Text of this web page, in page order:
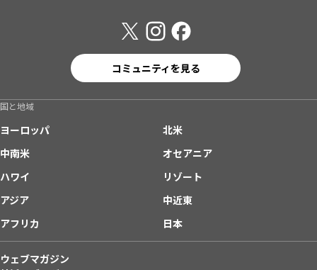
コミュニティを見る
国と地域
ヨーロッパ
北米
中南米
オセアニア
ハワイ
リゾート
アジア
中近東
アフリカ
日本
ウェブマガジン